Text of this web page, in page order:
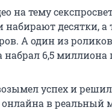
на тему
десятки, а
А один из
набрал 6,5 миллиона
успех и
онлайна в реальный